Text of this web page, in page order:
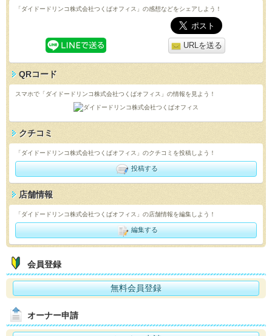
「ダイドードリンコ株式会社つくばオフィス」の感想などをシェアしよう！
URLを送る
QRコード
スマホで「ダイドードリンコ株式会社つくばオフィス」の情報を見よう！
クチコミ
「ダイドードリンコ株式会社つくばオフィス」のクチコミを投稿しよう！
投稿する
店舗情報
「ダイドードリンコ株式会社つくばオフィス」の店舗情報を編集しよう！
編集する
会員登録
無料会員登録
オーナー申請